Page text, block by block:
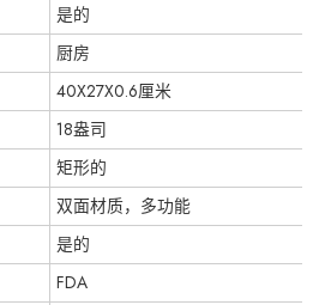
是的
厨房
40X27X0.6厘米
18盎司
矩形的
双面材质，多功能
是的
FDA